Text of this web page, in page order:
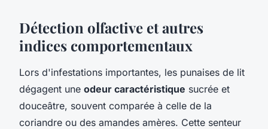
Détection olfactive et autres
indices comportementaux
Lors d'infestations importantes, les punaises de lit
dégagent une odeur caractéristique sucrée et
douceâtre, souvent comparée à celle de la
coriandre ou des amandes amères. Cette senteur